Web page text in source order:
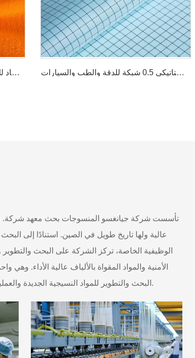
نسيج صوف محبوك من البوليستر مضاد للكهرباء الساكنة التفريغ الكهروستاتيكي نسيج حريري بوليستر مضاد للكهرباء الساكنة التفريغ الكهروستاتيكي 0.5 شبكة للدقة والطب والسيارات
عالية ولها تاريخ طويل في الصين. استنادًا إلى
الوظيفية الخاصة، تركز الشركة على البحث
الأمنية والمواد المقواة بالألياف عالية الأداء.
البحث والتطوير للمواد النسيجية الجديدة والعمليات الجديدة والمنتجات الجديدة في الصين.